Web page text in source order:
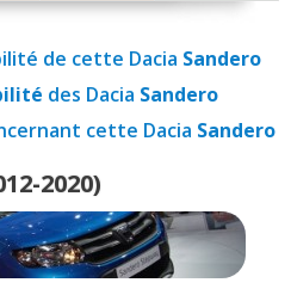
de cette Dacia Sandero
des Dacia Sandero
cette Dacia Sandero
2020)